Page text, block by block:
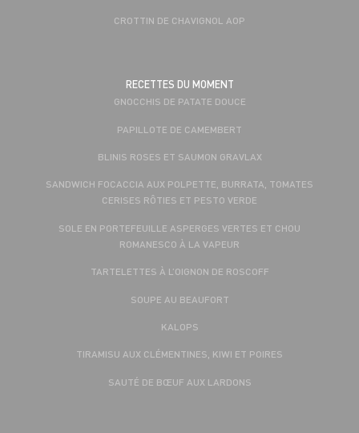
CROTTIN DE CHAVIGNOL AOP
RECETTES DU MOMENT
GNOCCHIS DE PATATE DOUCE
PAPILLOTE DE CAMEMBERT
BLINIS ROSES ET SAUMON GRAVLAX
SANDWICH FOCACCIA AUX POLPETTE, BURRATA, TOMATES
CERISES RÔTIES ET PESTO VERDE
SOLE EN PORTEFEUILLE ASPERGES VERTES ET CHOU
ROMANESCO À LA VAPEUR
TARTELETTES À L’OIGNON DE ROSCOFF
SOUPE AU BEAUFORT
KALOPS
TIRAMISU AUX CLÉMENTINES, KIWI ET POIRES
SAUTÉ DE BŒUF AUX LARDONS